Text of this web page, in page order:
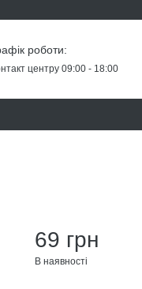
роботи:
центру 09:00 - 18:00
69 грн
В наявності